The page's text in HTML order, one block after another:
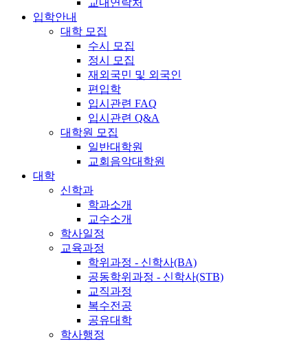
입학안내
대학 모집
수시 모집
정시 모집
재외국민 및 외국인
편입학
입시관련 FAQ
입시관련 Q&A
대학원 모집
일반대학원
교회음악대학원
대학
신학과
학과소개
교수소개
학사일정
교육과정
학위과정 - 신학사(BA)
공동학위과정 - 신학사(STB)
교직과정
복수전공
공유대학
학사행정